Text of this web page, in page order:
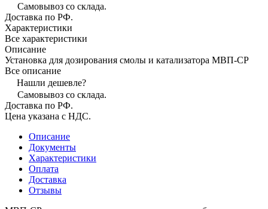
Самовывоз со склада.
Доставка по РФ.
Характеристики
Все характеристики
Описание
Установка для дозирования смолы и катализатора МВП-СР
Все описание
Нашли дешевле?
Самовывоз со склада.
Доставка по РФ.
Цена указана с НДС.
Описание
Документы
Характеристики
Оплата
Доставка
Отзывы